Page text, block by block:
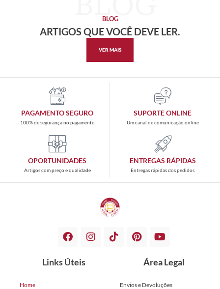
BLOG
ARTIGOS QUE VOCÊ DEVE LER.
VER MAIS
PAGAMENTO SEGURO
100% de segurança no pagamento
SUPORTE ONLINE
Um canal de comunicação online
OPORTUNIDADES
Artigos com preço e qualidade
ENTREGAS RÁPIDAS
Entregas rápidas dos pedidos
Links Úteis
Home
Área Legal
Envios e Devoluções